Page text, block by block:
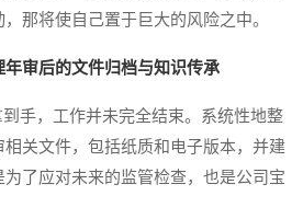
那将使自己置于巨大的风险之中。
审后的文件归档与知识传承
，工作并未完全结束。系统性地整
关文件，包括纸质和电子版本，并建
了应对未来的监管检查，也是公司宝